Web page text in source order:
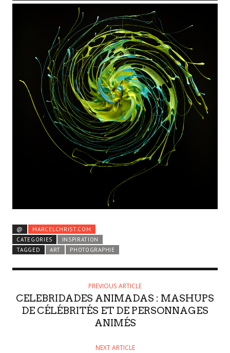
@
MARCELCHRIST.COM
CATEGORIES
INSPIRATION
TAGGED
ART PHOTOGRAPHIE
PREVIOUS ARTICLE
CELEBRIDADES ANIMADAS : MASHUPS
DE CÉLÉBRITÉS ET DE PERSONNAGES
ANIMÉS
NEXT ARTICLE